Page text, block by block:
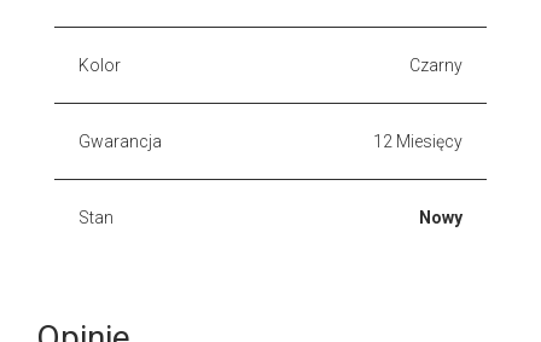
Kolor Czarny
Gwarancja 12 Miesięcy
Stan Nowy